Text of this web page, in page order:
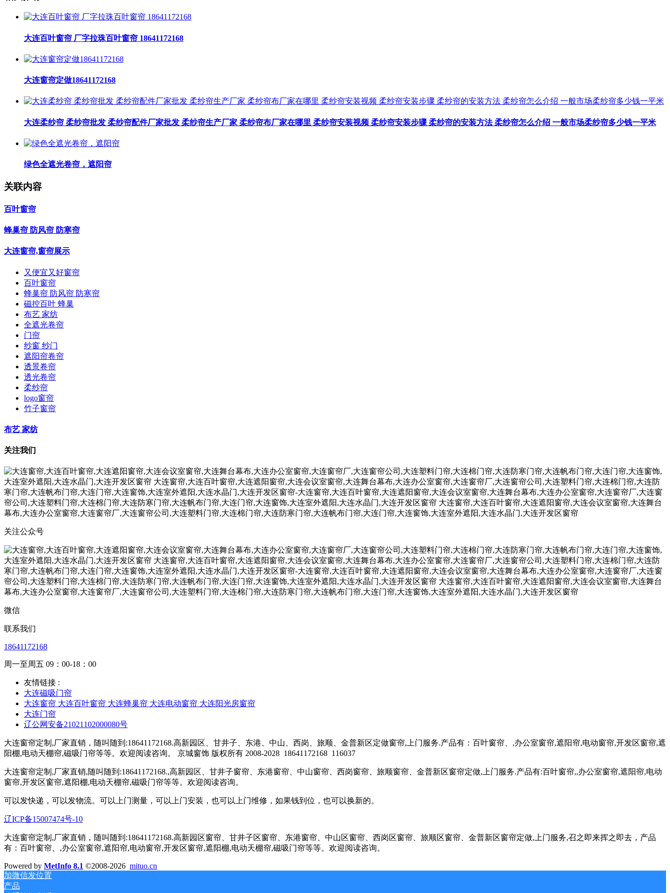
大连百叶窗帘 厂字拉珠百叶窗帘 18641172168
大连窗帘定做18641172168
大连柔纱帘 柔纱帘批发 柔纱帘配件厂家批发 柔纱帘生产厂家 柔纱帘布厂家在哪里 柔纱帘安装视频 柔纱帘安装步骤 柔纱帘的安装方法 柔纱帘怎么介绍 一般市场柔纱帘多少钱一平米
绿色全遮光卷帘，遮阳帘
关联内容
百叶窗帘
蜂巢帘 防风帘 防寒帘
大连窗帘,窗帘展示
又便宜又好窗帘
百叶窗帘
蜂巢帘 防风帘 防寒帘
磁控百叶 蜂巢
布艺 家纺
全遮光卷帘
门帘
纱窗 纱门
遮阳帘卷帘
透景卷帘
透光卷帘
柔纱帘
logo窗帘
竹子窗帘
布艺 家纺
关注我们
关注公众号
微信
联系我们
18641172168
周一至周五 09：00-18：00
友情链接 :
大连磁吸门帘
大连窗帘 大连百叶窗帘 大连蜂巢帘 大连电动窗帘 大连阳光房窗帘
大连门帘
辽公网安备21021102000080号
大连窗帘定制,厂家直销，随叫随到:18641172168.高新园区、甘井子、东港、中山、西岗、旅顺、金普新区定做窗帘,上门服务.产品有：百叶窗帘、,办公室窗帘,遮阳帘,电动窗帘,开发区窗帘,遮
阳棚,电动天棚帘,磁吸门帘等等。欢迎阅读咨询。 京城窗饰 版权所有 2008-2028 18641172168 116037
大连窗帘定制,厂家直销,随叫随到:18641172168.,高新园区、甘井子窗帘、东港窗帘、中山窗帘、西岗窗帘、旅顺窗帘、金普新区窗帘定做,上门服务.产品有:百叶窗帘,,办公室窗帘,遮阳帘,电动
窗帘,开发区窗帘,遮阳棚,电动天棚帘,磁吸门帘等等。欢迎阅读咨询。
可以发快递，可以发物流。可以上门测量，可以上门安装，也可以上门维修，如果钱到位，也可以换新的。
辽ICP备15007474号-10
大连窗帘定制,厂家直销，随叫随到:18641172168.高新园区窗帘、甘井子区窗帘、东港窗帘、中山区窗帘、西岗区窗帘、旅顺区窗帘、金普新区窗帘定做,上门服务,召之即来挥之即去，产品
有：百叶窗帘、,办公室窗帘,遮阳帘,电动窗帘,开发区窗帘,遮阳棚,电动天棚帘,磁吸门帘等等。欢迎阅读咨询。
Powered by MetInfo 8.1 ©2008-2026 mituo.cn
加微信发位置
产品